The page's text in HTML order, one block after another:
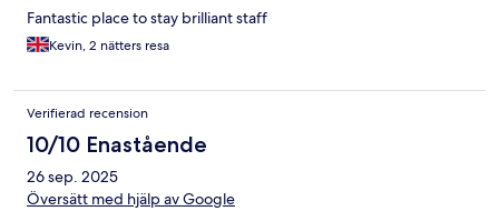
Fantastic place to stay brilliant staff
Kevin, 2 nätters resa
Verifierad recension
10/10 Enastående
26 sep. 2025
Översätt med hjälp av Google